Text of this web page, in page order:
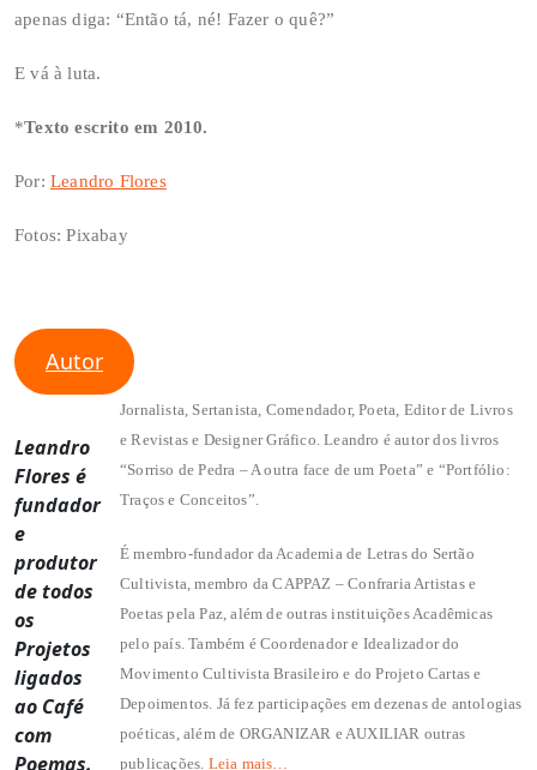
apenas diga: “Então tá, né! Fazer o quê?”
E vá à luta.
*Texto escrito em 2010.
Por: Leandro Flores
Fotos: Pixabay
Autor
Leandro
Flores é
fundador
e
produtor
de todos
os
Projetos
ligados
ao Café
com
Poemas.
Jornalista, Sertanista, Comendador, Poeta, Editor de Livros
e Revistas e Designer Gráfico. Leandro é autor dos livros
“Sorriso de Pedra – A outra face de um Poeta” e “Portfólio:
Traços e Conceitos”.
É membro-fundador da Academia de Letras do Sertão
Cultivista, membro da CAPPAZ – Confraria Artistas e
Poetas pela Paz, além de outras instituições Acadêmicas
pelo país. Também é Coordenador e Idealizador do
Movimento Cultivista Brasileiro e do Projeto Cartas e
Depoimentos. Já fez participações em dezenas de antologias
poéticas, além de ORGANIZAR e AUXILIAR outras
publicações. Leia mais…